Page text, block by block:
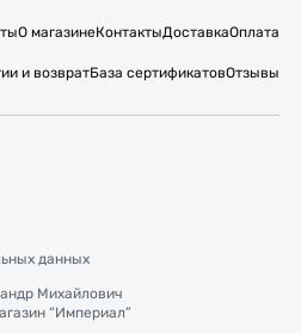
О магазинеКонтактыДоставкаОплата
и возвратБаза сертификатовОтзывы
данных
Михайлович
“Империал”